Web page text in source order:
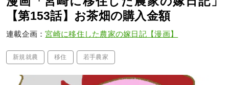
【第153話】お茶畑の購入金額
連載企画：宮崎に移住した農家の嫁日記【漫画】
新規就農 移住 若手農家